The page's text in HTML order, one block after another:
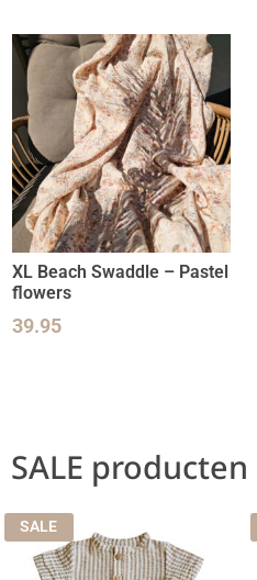
XL Beach Swaddle – Pastel
flowers
39.95
SALE producten
SALE